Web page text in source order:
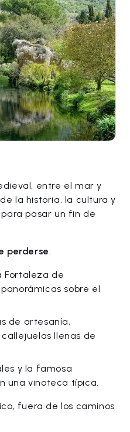
entre el mar y
la historia, la cultura y
pasar un fin de
perderse:
Fortaleza de
sobre el
de artesanía,
llenas de
y la famosa
una vinoteca típica.
fuera de los caminos